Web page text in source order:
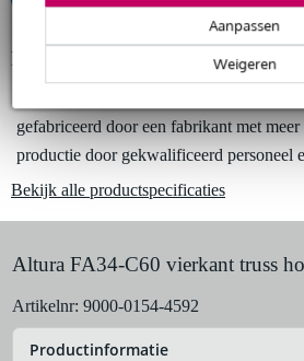
Weigeren
Aanpassen
Huur dit product al vanaf 29 euro per
Huur meerdere producten tegelijk:
€ 2.500,-
Gratisthuisbezorgd of op te halen
Al na 4 maanden maandelijks
De mogelijkheid om je product(en)
Snelle vervanging door Bax Music bij
Huur dit product
Productinformatie
gefabriceerd door een fabrikant met
productie door gekwalificeerd personeel
Bekijk alle productspecificaties
Altura FA34-C60 vierkant truss
Artikelnr: 9000-0154-4592
Productinformatie